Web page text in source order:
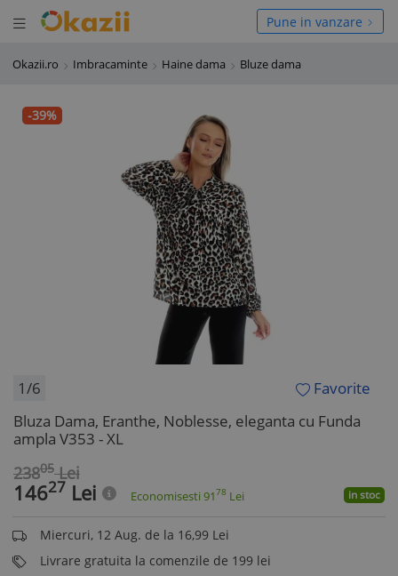
Deschide meniul
meniul Pune in vanzare
Okazii.ro Imbracaminte Haine dama Bluze dama
-39%
1/6
Favorite
Bluza Dama, Eranthe, Noblesse, eleganta cu Funda
ampla V353 - XL
23805 Lei
14627 Lei Economisesti 9178 Lei in stoc
Miercuri, 12 Aug. de la 16,99 Lei
Livrare gratuita la comenzile de 199 lei